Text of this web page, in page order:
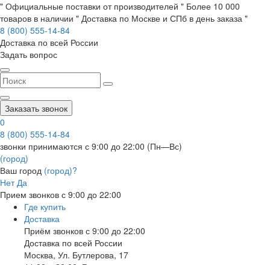
" Официальные поставки от производителей " Более 10 000
товаров в наличии " Доставка по Москве и СПб в день заказа "
8 (800) 555-14-84
Доставка по всей России
Задать вопрос
Заказать звонок
0
8 (800) 555-14-84
звонки принимаются с 9:00 до 22:00 (Пн—Вс)
(город)
Ваш город (город)?
Нет Да
Прием звонков с 9:00 до 22:00
Где купить
Доставка
Приём звонков с 9:00 до 22:00
Доставка по всей России
Москва, Ул. Бутлерова, 17